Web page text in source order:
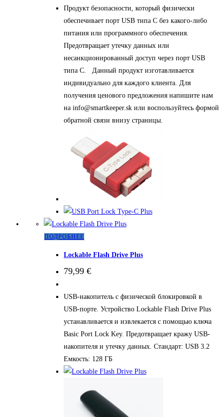
Продукт безопасности, который физически
обеспечивает порт USB типа C без какого-либо
питания или программного обеспечения.
Предотвращает утечку данных или
несанкционированный доступ через порт USB
типа C. Данный продукт изготавливается
индивидуально для каждого клиента. Для
получения ценового предложения напишите нам
на info@smartkeeper.sk или воспользуйтесь формой
обратной связи внизу страницы.
ПОДРОБНЕЕ
несколько
Опции
можно
выбрать
на
странице
товара.
Lockable Flash Drive Plus
79,99 €
USB-накопитель с физической блокировкой в
USB-порте. Устройство Lockable Flash Drive Plus
устанавливается и извлекается с помощью ключа
Basic Port Lock Key. Предотвращает кражу USB-
накопителя и утечку данных. Стандарт: USB 3.2
Емкость: 128 ГБ